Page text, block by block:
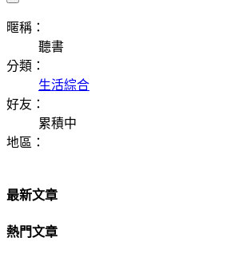
暱稱：
聽書
分類：
生活綜合
好友：
累積中
地區：
最新文章
熱門文章